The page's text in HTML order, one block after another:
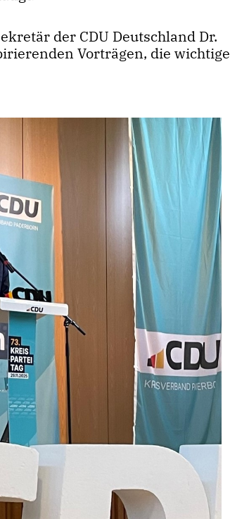
der CDU Deutschland Dr.
Vorträgen, die wichtige